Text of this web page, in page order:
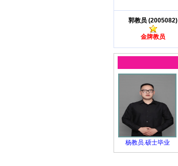
郭教员 (2005082)
金牌教员
杨教员.硕士毕业